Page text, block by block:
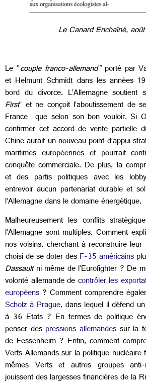
Le Canard Enchaîné,
Le "couple franco-allemand"porté par
et Helmunt Schmidt dans les années
bord du divorce. L’Allemagne soutient
First” et ne conçoit l’aboutissement de
France que selon son bon vouloir. Si
confirmer cet accord de vente partielle
Chine aurait un nouveau point d’appui
maritimes européennes et pourrait
conquête commerciale. De plus, la
et des partis politiques avec les
entrevoir aucun partenariat durable et
l’Allemagne dans le domaine énergétique.
Malheureusement les conflits
l’Allemagne sont multiples. Comment
nos voisins, cherchant à reconstruire
choisi de se doter desF-35 américains
Dassaultni même de l’Eurofighter ? De
volonté allemande decontrôler les
européens ? Comment comprendre
Scholz à Prague, dans lequel il défend
à 36 Etats ? En termes de politique
penser des pressions allemandessur la
de Fessenheim ? Enfin, comment
Verts Allemands sur la politique
mêmes Verts et autres groupes anti-
jouissent des largesses financières de la